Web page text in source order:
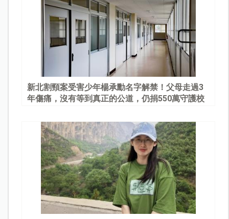
新北割頸案受害少年楊承勳名字解禁！父母走過3
年傷痛，沒有等到真正的公道，仍捐550萬守護校